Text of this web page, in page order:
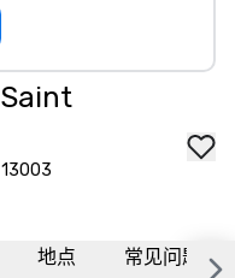
地点 常见问题